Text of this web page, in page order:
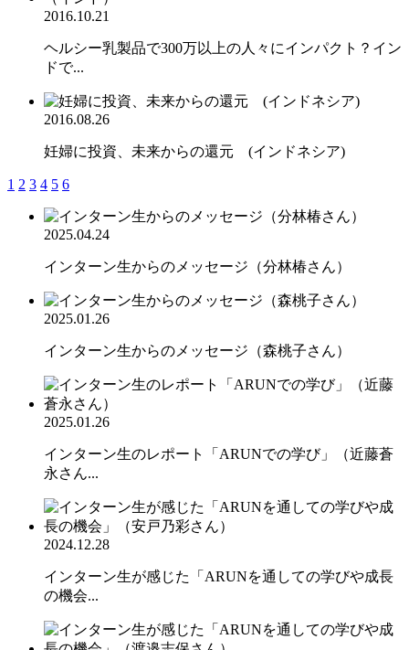
2016.10.21
ヘルシー乳製品で300万以上の人々にインパクト？イン
ドで...
2016.08.26
妊婦に投資、未来からの還元 (インドネシア)
1 2 3 4 5 6
2025.04.24
インターン生からのメッセージ（分林椿さん）
2025.01.26
インターン生からのメッセージ（森桃子さん）
2025.01.26
インターン生のレポート「ARUNでの学び」（近藤蒼
永さん...
2024.12.28
インターン生が感じた「ARUNを通しての学びや成長
の機会...